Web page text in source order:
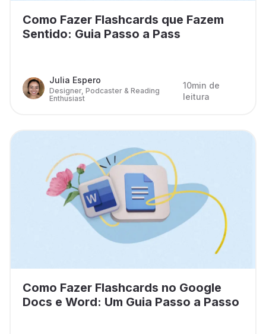
Como Fazer Flashcards que Fazem
Sentido: Guia Passo a Pass
Julia Espero
Designer, Podcaster & Reading
Enthusiast
10min de
leitura
Como Fazer Flashcards no Google
Docs e Word: Um Guia Passo a Passo